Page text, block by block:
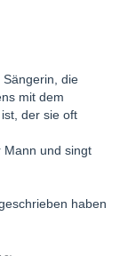
die
mit dem
der sie oft
Mann und singt
haben